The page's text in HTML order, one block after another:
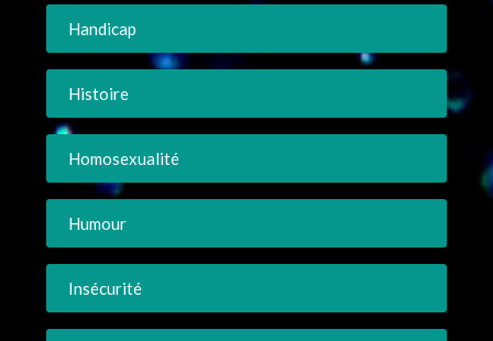
Handicap
Histoire
Homosexualité
Humour
Insécurité